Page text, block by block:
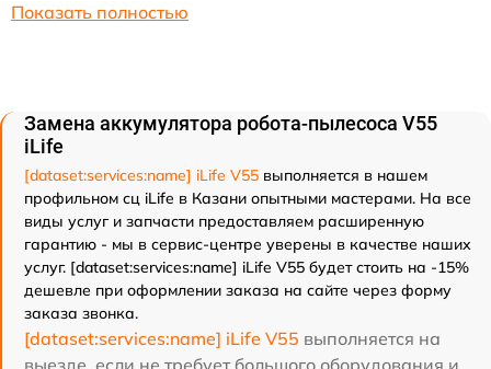
Показать полностью
Замена аккумулятора робота-пылесоса V55
iLife
[dataset:services:name] iLife V55 выполняется в нашем
профильном сц iLife в Казани опытными мастерами. На все
виды услуг и запчасти предоставляем расширенную
гарантию - мы в сервис-центре уверены в качестве наших
услуг. [dataset:services:name] iLife V55 будет стоить на -15%
дешевле при оформлении заказа на сайте через форму
заказа звонка.
[dataset:services:name] iLife V55 выполняется на